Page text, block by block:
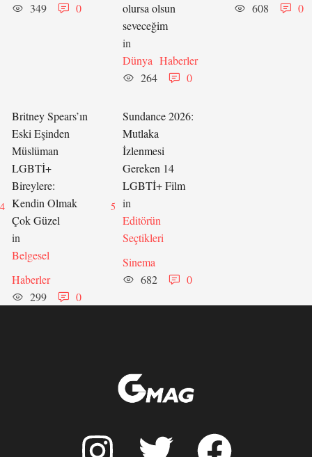
349
0
olursa olsun
seveceğim
in
Dünya Haberler
264
0
608
0
4
Britney Spears’ın
Eski Eşinden
Müslüman
LGBTİ+
Bireylere:
Kendin Olmak
Çok Güzel
in
Belgesel
Haberler
299
0
5
Sundance 2026:
Mutlaka
İzlenmesi
Gereken 14
LGBTİ+ Film
in
Editörün
Seçtikleri
Sinema
682
0